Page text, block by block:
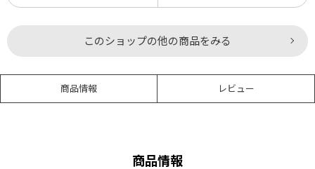
このショップの他の商品をみる
商品情報 レビュー
商品情報